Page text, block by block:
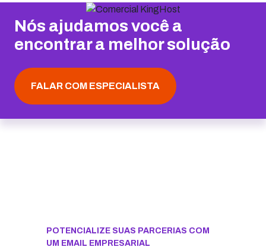
Nós ajudamos você a
encontrar a melhor solução
FALAR COM ESPECIALISTA
POTENCIALIZE SUAS PARCERIAS COM
UM EMAIL EMPRESARIAL